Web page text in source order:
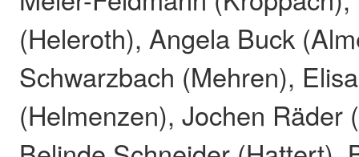
(Heleroth), Angela Buck
Schwarzbach (Mehren),
(Helmenzen), Jochen Räder